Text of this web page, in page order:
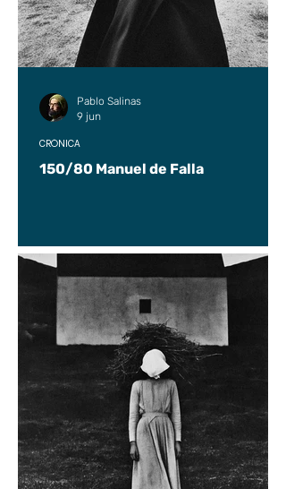
150/80 Manuel de Falla
CRÓNICA
Pablo Salinas
9 jun